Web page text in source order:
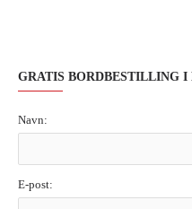
GRATIS BORDBESTILLING I
Navn:
E-post: